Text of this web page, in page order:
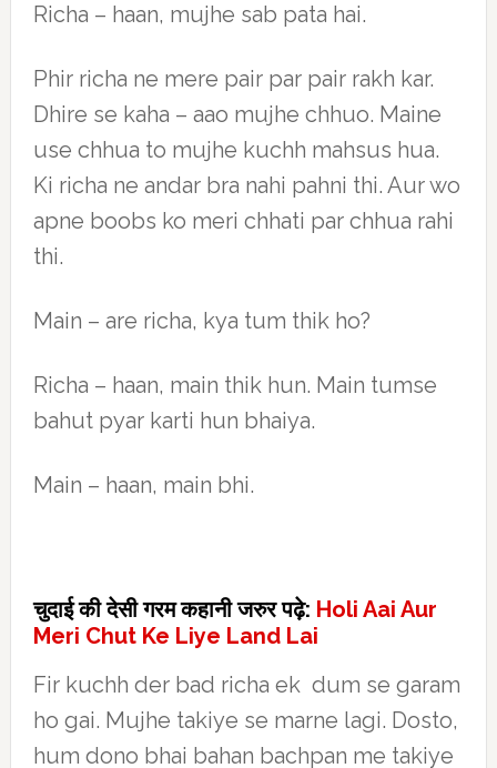
Richa – haan, mujhe sab pata hai.
Phir richa ne mere pair par pair rakh kar.
Dhire se kaha – aao mujhe chhuo. Maine
use chhua to mujhe kuchh mahsus hua.
Ki richa ne andar bra nahi pahni thi. Aur wo
apne boobs ko meri chhati par chhua rahi
thi.
Main – are richa, kya tum thik ho?
Richa – haan, main thik hun. Main tumse
bahut pyar karti hun bhaiya.
Main – haan, main bhi.
चुदाई की देसी गरम कहानी जरुर पढ़े: Holi Aai Aur
Meri Chut Ke Liye Land Lai
Fir kuchh der bad richa ek dum se garam
ho gai. Mujhe takiye se marne lagi. Dosto,
hum dono bhai bahan bachpan me takiye